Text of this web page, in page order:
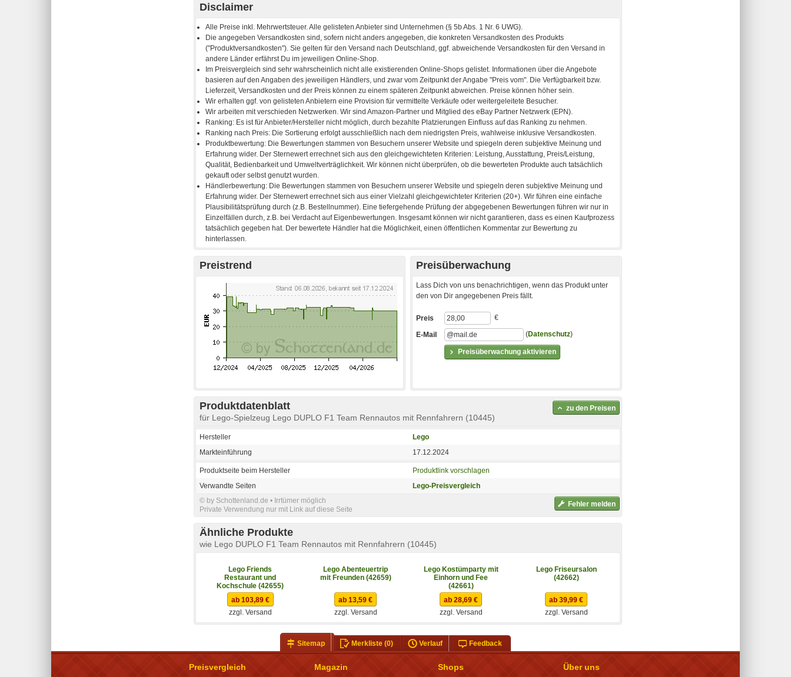
Disclaimer
Preistrend Preisüberwachung
Lass Dich von uns benachrichtigen, wenn das Produkt unter
den von Dir angegebenen Preis fällt.
Preisüberwachung aktivieren
Preis €
E-Mail (Datenschutz)
Produktdatenblatt
für Lego-Spielzeug Lego DUPLO F1 Team Rennautos mit Rennfahrern (10445)
zu den Preisen
Hersteller
Lego
Markteinführung
17.12.2024
Produktseite beim Hersteller
Produktlink vorschlagen
Verwandte Seiten
Lego-Preisvergleich
Fehler melden
© by Schottenland.de • Irrtümer möglich
Private Verwendung nur mit Link auf diese Seite
Ähnliche Produkte
wie Lego DUPLO F1 Team Rennautos mit Rennfahrern (10445)
Lego Friends
Restaurant und
Kochschule (42655)
Lego Abenteuertrip
mit Freunden (42659)
Lego Kostümparty mit
Einhorn und Fee
(42661)
Lego Friseursalon
(42662)
ab 103,89 €
zzgl. Versand
ab 13,59 €
zzgl. Versand
ab 28,69 €
zzgl. Versand
ab 39,99 €
zzgl. Versand
Sitemap Merkliste(0) Verlauf Feedback
Preisvergleich Magazin Shops Über uns